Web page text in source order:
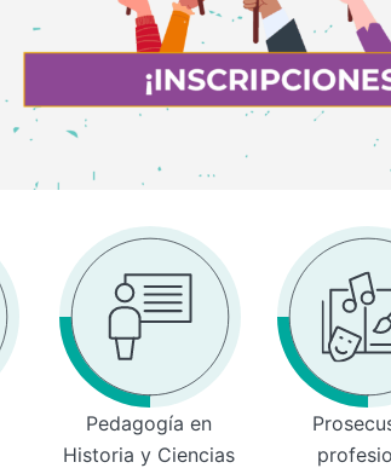
Pedagogía en
Historia y Ciencias